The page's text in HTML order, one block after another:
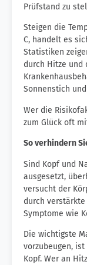
Prüfstand zu
Steigen die
C, handelt es
Statistiken
durch Hitze und
Sonnenstich
Wer die
zum Glück oft
So verhindern
Sind Kopf und
ausgesetzt,
versucht der
durch verstärkte
Symptome wie
Die wichtigste
vorzubeugen,
Kopf. Wer an